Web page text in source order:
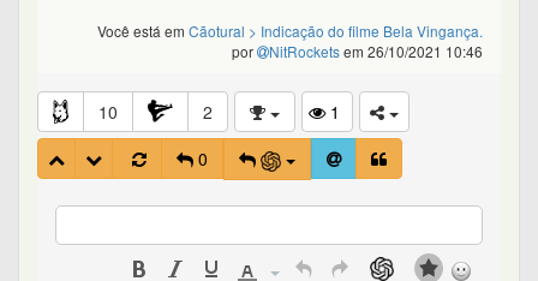
Você está em Cãotural > Indicação do filme Bela Vingança.
por
NitRocketsem 26/10/2021 10:46
10 2
1
0